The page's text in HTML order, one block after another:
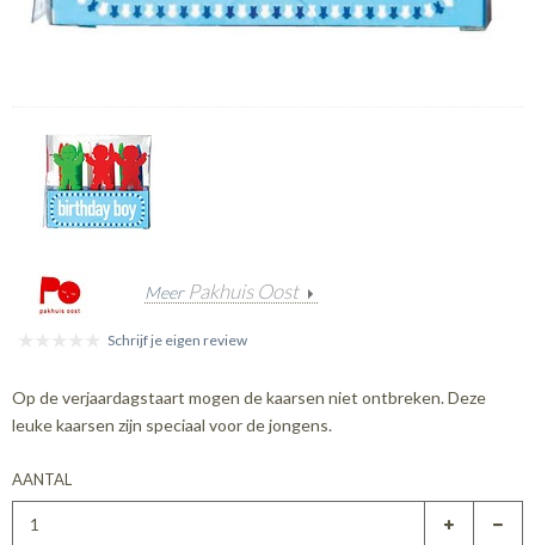
Meer Pakhuis Oost
Schrijf je eigen review
Op de verjaardagstaart mogen de kaarsen niet ontbreken. Deze
leuke kaarsen zijn speciaal voor de jongens.
AANTAL